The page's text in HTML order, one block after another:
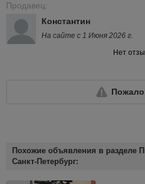
Продавец:
Константин
На сайте с 1 Июня 2026 г.
Нет
Похожие объявления в разделе
Санкт-Петербург: